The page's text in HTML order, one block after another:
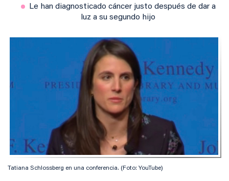
Le han diagnosticado cáncer justo después de dar a
luz a su segundo hijo
Tatiana Schlossberg en una conferencia. (Foto: YouTube)